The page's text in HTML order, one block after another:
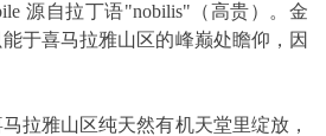
源自拉丁语"nobilis"（高贵）。金
于喜马拉雅山区的峰巅处瞻仰，因
拉雅山区纯天然有机天堂里绽放，